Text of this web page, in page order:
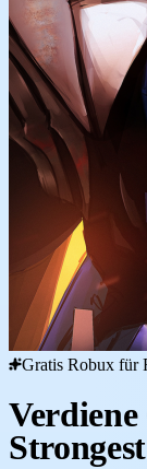
Gratis Robux für